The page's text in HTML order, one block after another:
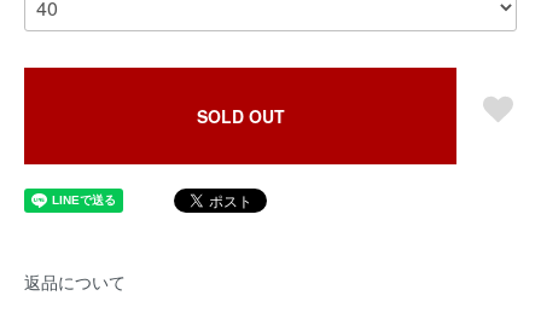
SOLD OUT
返品について